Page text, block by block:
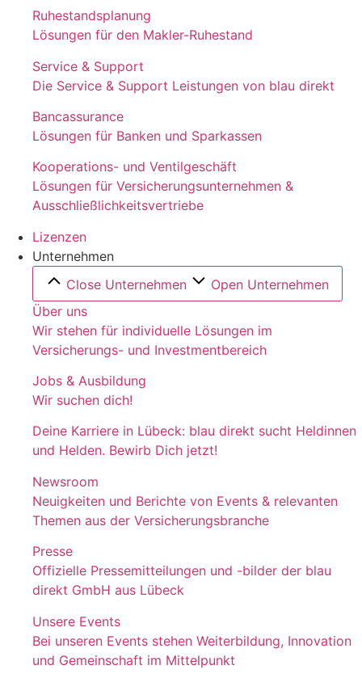
Ruhestandsplanung
Lösungen für den Makler-Ruhestand
Service & Support
Die Service & Support Leistungen von blau direkt
Bancassurance
Lösungen für Banken und Sparkassen
Kooperations- und Ventilgeschäft
Lösungen für Versicherungsunternehmen &
Ausschließlichkeitsvertriebe
Lizenzen
Unternehmen
Close Unternehmen
Open Unternehmen
Über uns
Wir stehen für individuelle Lösungen im
Versicherungs- und Investmentbereich
Jobs & Ausbildung
Wir suchen dich!
Deine Karriere in Lübeck: blau direkt sucht Heldinnen
und Helden. Bewirb Dich jetzt!
Newsroom
Neuigkeiten und Berichte von Events & relevanten
Themen aus der Versicherungsbranche
Presse
Offizielle Pressemitteilungen und -bilder der blau
direkt GmbH aus Lübeck
Unsere Events
Bei unseren Events stehen Weiterbildung, Innovation
und Gemeinschaft im Mittelpunkt